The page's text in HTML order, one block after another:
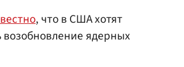
, что в США хотят
возобновление ядерных